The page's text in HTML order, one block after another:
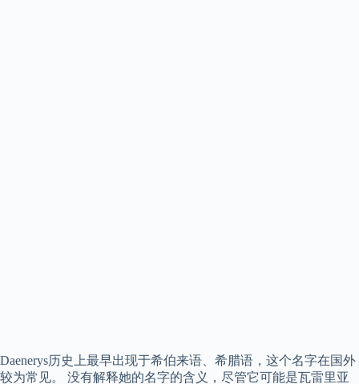
Daenerys历史上最早出现于希伯来语、希腊语，这个名字在国外
较为常见。 没有解释她的名字的含义，尽管它可能是瓦雷里亚